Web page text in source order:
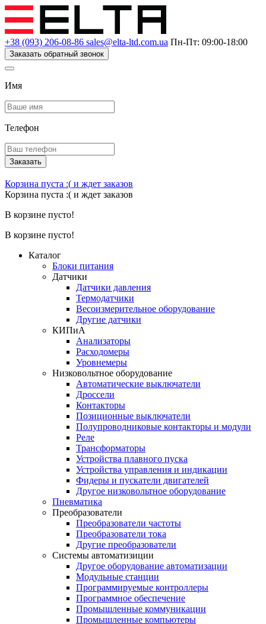
+38 (093) 206-08-86 sales@elta-ltd.com.ua Пн-Пт: 09:00-18:00
Заказать обратный звонок
Имя
Телефон
Заказать
Корзина пуста :( и ждет заказов
Корзина пуста :( и ждет заказов
В корзине пусто!
В корзине пусто!
Каталог
Блоки питания
Датчики
Датчики давления
Термодатчики
Весоизмерительное оборудование
Другие датчики
КИПиА
Анализаторы
Расходомеры
Уровнемеры
Низковольтное оборудование
Автоматические выключатели
Дроссели
Контакторы
Позиционные выключатели
Полупроводниковые контакторы и модули
Реле
Трансформаторы
Устройства плавного пуска
Устройства управления и индикации
Фидеры и пускатели двигателей
Другое низковольтное оборудование
Пневматика
Преобразователи
Преобразователи частоты
Преобразователи тока
Другие преобразователи
Системы автоматизиции
Другое оборудование автоматизации
Модульные станции
Программируемые контроллеры
Программное обеспечение
Промышленные коммуникации
Промышленные компьютеры